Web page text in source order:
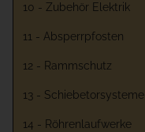
10 - Zubehör Elektrik
11 - Absperrpfosten
12 - Rammschutz
13 - Schiebetorsysteme
14 - Röhrenlaufwerke